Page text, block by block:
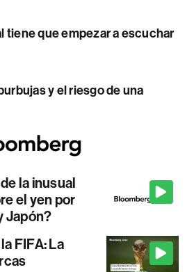
tiene que empezar a escuchar
y el riesgo de una
la inusual
el yen por
Japón?
FIFA: La